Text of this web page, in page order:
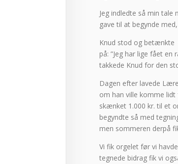
Jeg indledte så min
gave til at begynde
Knud stod og betænkte
på: ”Jeg har lige fået
takkede Knud for den
Dagen efter lavede
om han ville komme
skænket 1.000 kr. til et
begyndte så med
men sommeren derpå
Vi fik orgelet før vi
tegnede bidrag fik vi